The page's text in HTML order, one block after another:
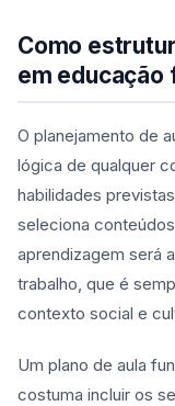
Como
em educação
O planejamento de
lógica de qualquer
habilidades
seleciona
aprendizagem será
trabalho, que é
contexto social e
Um plano de aula
costuma incluir os